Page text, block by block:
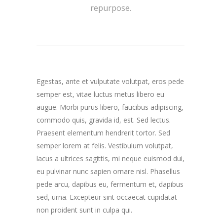
repurpose.
Egestas, ante et vulputate volutpat, eros pede
semper est, vitae luctus metus libero eu
augue. Morbi purus libero, faucibus adipiscing,
commodo quis, gravida id, est. Sed lectus.
Praesent elementum hendrerit tortor. Sed
semper lorem at felis. Vestibulum volutpat,
lacus a ultrices sagittis, mi neque euismod dui,
eu pulvinar nunc sapien ornare nisl. Phasellus
pede arcu, dapibus eu, fermentum et, dapibus
sed, urna. Excepteur sint occaecat cupidatat
non proident sunt in culpa qui.